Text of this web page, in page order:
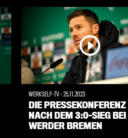
WERKSELF-TV-25.11.2023
DIE PRESSEKONFERENZ
NACH DEM 3:0-SIEG BEI
WERDER BREMEN